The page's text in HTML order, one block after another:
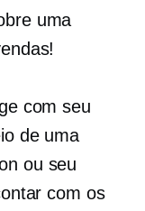
uma
com seu
de uma
ou seu
com os